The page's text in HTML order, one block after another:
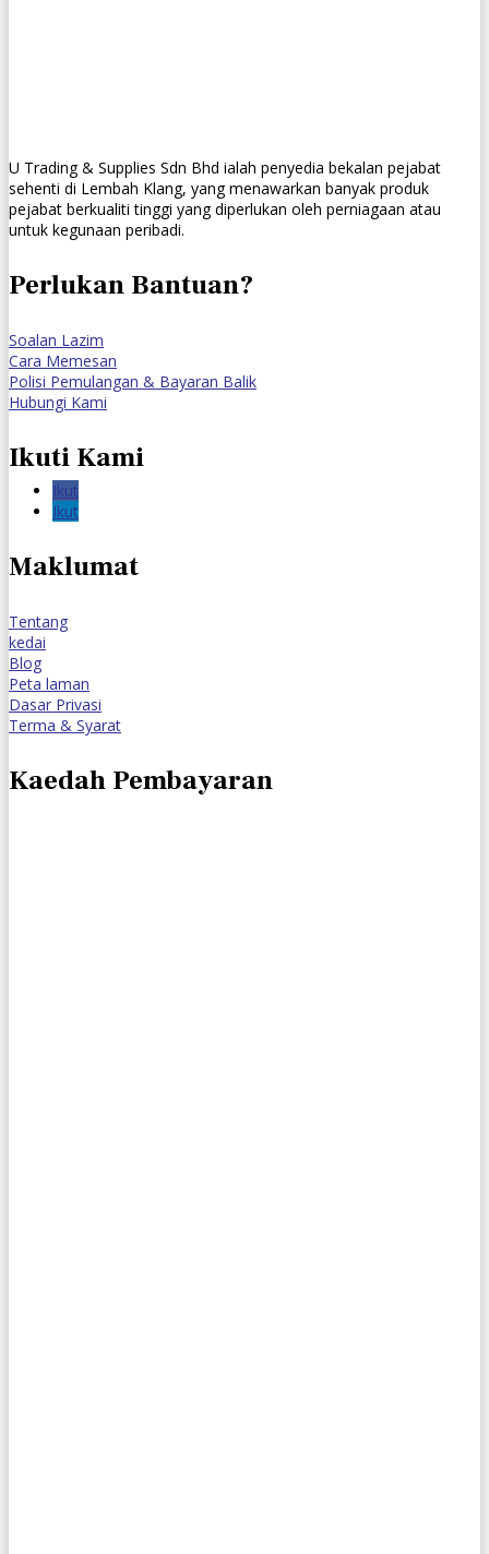
U Trading & Supplies Sdn Bhd ialah penyedia bekalan pejabat
sehenti di Lembah Klang, yang menawarkan banyak produk
pejabat berkualiti tinggi yang diperlukan oleh perniagaan atau
untuk kegunaan peribadi.
Perlukan Bantuan?
Soalan Lazim
Cara Memesan
Polisi Pemulangan & Bayaran Balik
Hubungi Kami
Ikuti Kami
Ikut
Ikut
Maklumat
Tentang
kedai
Blog
Peta laman
Dasar Privasi
Terma & Syarat
Kaedah Pembayaran